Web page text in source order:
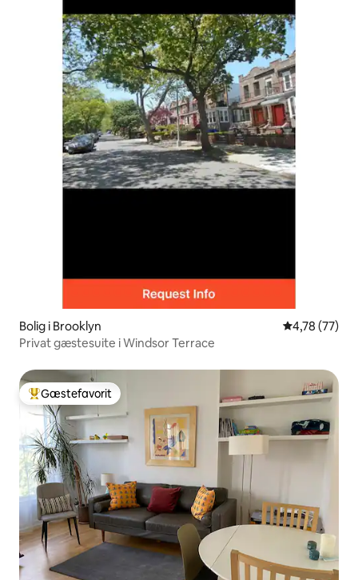
Bolig i Brooklyn 4,78 ud af 5
4,78 (77)
Privat gæstesuite i Windsor Terrace
Bedste gæstefavorit
Gæstefavorit